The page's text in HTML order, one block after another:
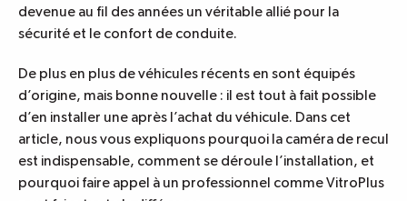
devenue au fil des années un véritable allié pour la
sécurité et le confort de conduite.
De plus en plus de véhicules récents en sont équipés
d’origine, mais bonne nouvelle : il est tout à fait possible
d’en installer une après l’achat du véhicule. Dans cet
article, nous vous expliquons pourquoi la caméra de recul
est indispensable, comment se déroule l’installation, et
pourquoi faire appel à un professionnel comme VitroPlus